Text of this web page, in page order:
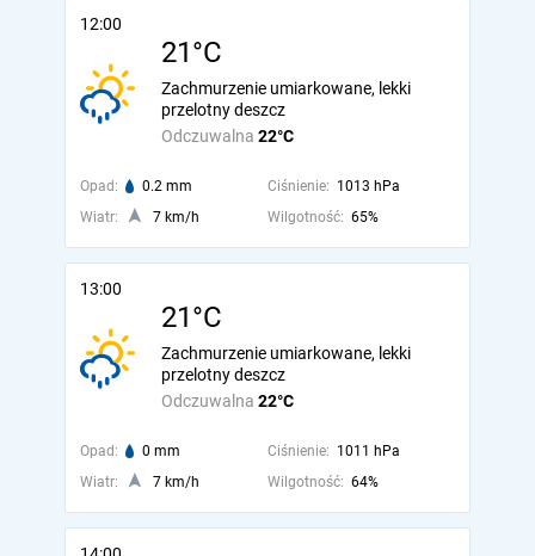
12:00
21°C
Odczuwalna 22°C
Zachmurzenie umiarkowane, lekki
przelotny deszcz
Opad: 0.2 mm Ciśnienie: 1013 hPa
Wiatr:
7 km/h Wilgotność: 65%
13:00
21°C
Odczuwalna 22°C
Zachmurzenie umiarkowane, lekki
przelotny deszcz
Opad: 0 mm Ciśnienie: 1011 hPa
Wiatr:
7 km/h Wilgotność: 64%